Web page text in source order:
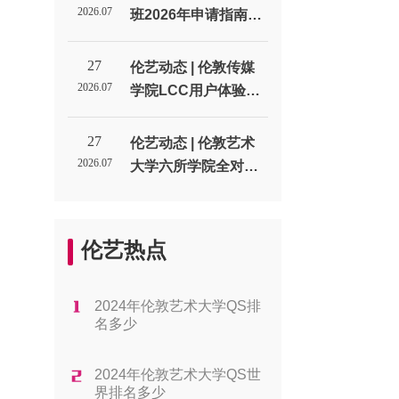
生代表处
2026.07
班2026年申请指南：
通过率、费用与课程
类型_伦敦艺术大学北
京招生代表处
27
2026.07
伦艺动态 | 伦敦传媒
学院LCC用户体验设
计UX专业申请全解析
_伦敦艺术大学北京招
生代表处
27
2026.07
伦艺动态 | 伦敦艺术
大学六所学院全对
北京招生代表处
伦艺热点
2024年伦敦艺术大学QS排
名多少
2024年伦敦艺术大学QS世
界排名多少